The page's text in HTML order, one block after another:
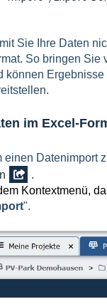
Sie Ihre Daten
So bringen Sie
können
im Excel-
einen Datenimport
.
Kontextmenü,
".